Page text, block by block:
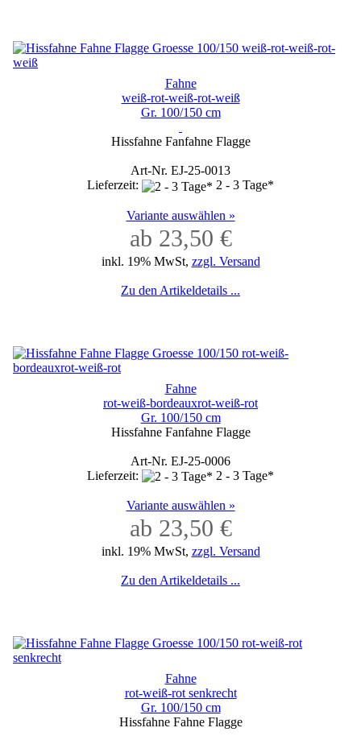
Fahne
weiß-rot-weiß-rot-weiß
Gr. 100/150 cm
Hissfahne Fanfahne Flagge
Art-Nr. EJ-25-0013
Lieferzeit:
2 - 3 Tage*
Variante auswählen »
ab 23,50 €
inkl. 19% MwSt, zzgl. Versand
Zu den Artikeldetails ...
Fahne
rot-weiß-bordeauxrot-weiß-rot
Gr. 100/150 cm
Hissfahne Fanfahne Flagge
Art-Nr. EJ-25-0006
Lieferzeit:
2 - 3 Tage*
Variante auswählen »
ab 23,50 €
inkl. 19% MwSt, zzgl. Versand
Zu den Artikeldetails ...
Fahne
rot-weiß-rot senkrecht
Gr. 100/150 cm
Hissfahne Fahne Flagge